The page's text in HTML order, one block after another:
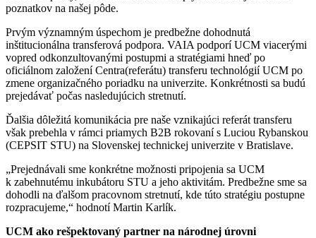
poznatkov na našej pôde.
Prvým významným úspechom je predbežne dohodnutá
inštitucionálna transferová podpora. VAIA podporí UCM viacerými
vopred odkonzultovanými postupmi a stratégiami hneď po
oficiálnom založení Centra(referátu) transferu technológií UCM po
zmene organizačného poriadku na univerzite. Konkrétnosti sa budú
prejedávať počas nasledujúcich stretnutí.
Ďalšia dôležitá komunikácia pre naše vznikajúci referát transferu
však prebehla v rámci priamych B2B rokovaní s Luciou Rybanskou
(CEPSIT STU) na Slovenskej technickej univerzite v Bratislave.
„Prejednávali sme konkrétne možnosti pripojenia sa UCM
k zabehnutému inkubátoru STU a jeho aktivitám. Predbežne sme sa
dohodli na ďalšom pracovnom stretnutí, kde túto stratégiu postupne
rozpracujeme,“ hodnotí Martin Karlík.
UCM ako rešpektovaný partner na národnej úrovni